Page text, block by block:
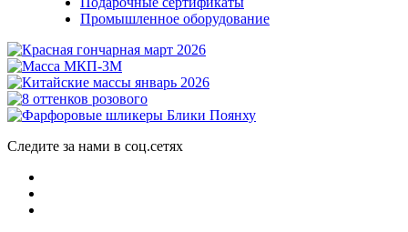
Промышленное оборудование
Следите за нами в соц.сетях